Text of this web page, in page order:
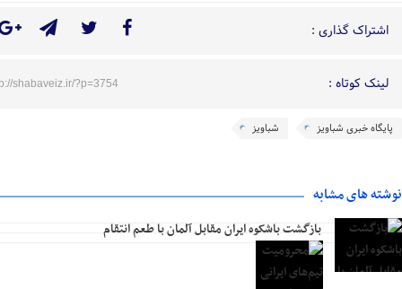
اشتراک گذاری :
لینک کوتاه : shabaveiz.ir/?p=3754
پایگاه خبری شباویز شباویز
نوشته های مشابه
بازگشت باشکوه ایران مقابل آلمان با طعم انتقام